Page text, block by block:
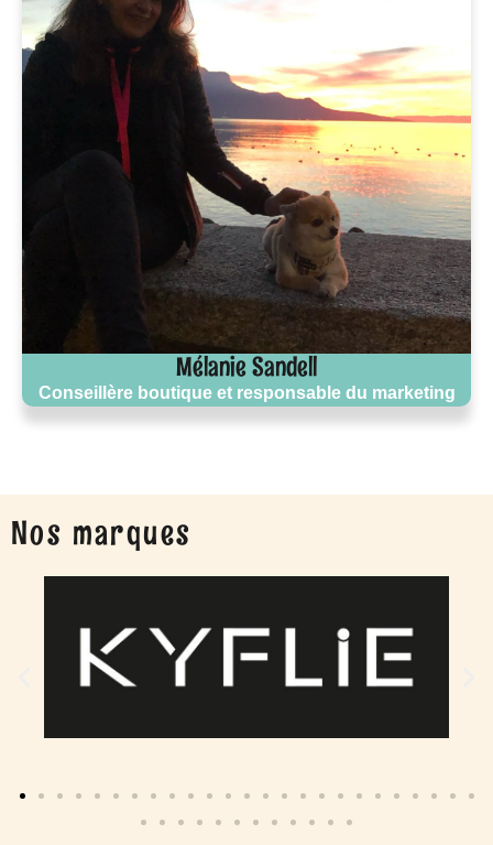
Mélanie Sandell
Conseillère boutique et responsable du marketing
Nos marques